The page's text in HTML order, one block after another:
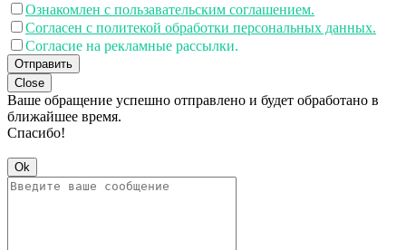
Ознакомлен с пользавательским соглашением.
Согласен с политекой обработки персональных данных.
Согласие на рекламные рассылки.
Отправить
Close
Ваше обращение успешно отправлено и будет обработано в
ближайшее время.
Спасибо!
Ok